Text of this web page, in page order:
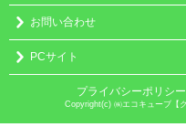
お問い合わせ
PCサイト
プライバシーポリシー
Copyright(c) ㈱エコキューブ【